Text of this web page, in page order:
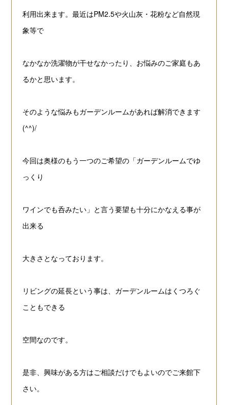
利用出来ます。 最近はPM2.5や火山灰・花粉など自然現
象等で
なかなか洗濯物が干せなかったり、 お悩みのご家庭もあ
るかと思います。
そのような悩みもガーデンルームがあれば解消できます
(^^)/
今回は奥様のもう一つのご希望の「ガーデンルームでゆ
っくり
ワインでも呑みたい」と言う要望も十分にかなえる事が
出来る
大きさとなっております。
リビングの延長という事は、ガーデンルームはくつろぐ
こともできる
空間なのです。
是非、興味がある方はご相談だけでもよいのでご来館下
さい。